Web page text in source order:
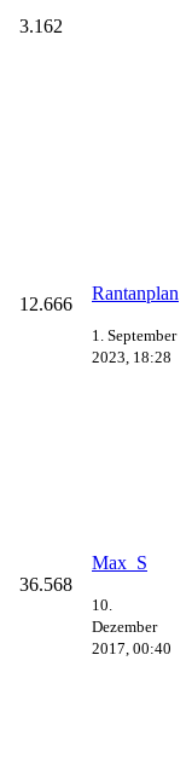
3.162
12.666
Rantanplan
1. September
2023, 18:28
36.568
Max_S
10.
Dezember
2017, 00:40